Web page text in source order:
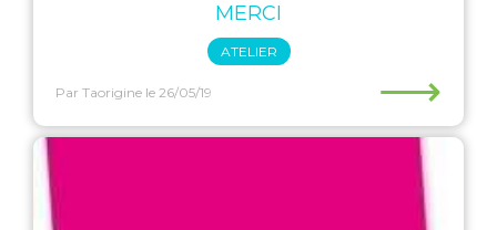
MERCI
ATELIER
Par Taorigine le 26/05/19 ⟶